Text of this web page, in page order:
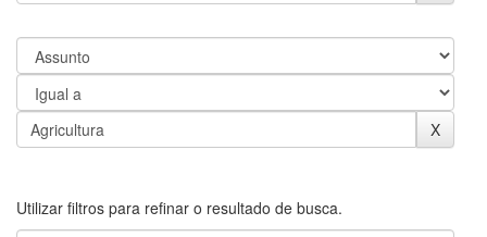
Utilizar filtros para refinar o resultado de busca.